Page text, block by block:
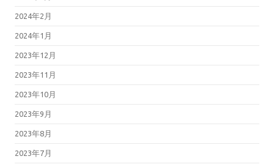
2024年2月
2024年1月
2023年12月
2023年11月
2023年10月
2023年9月
2023年8月
2023年7月